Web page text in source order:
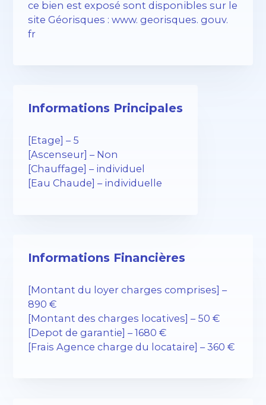
ce bien est exposé sont disponibles sur le
site Géorisques : www. georisques. gouv.
fr
Informations Principales
[Etage] – 5
[Ascenseur] – Non
[Chauffage] – individuel
[Eau Chaude] – individuelle
Informations Financières
[Montant du loyer charges comprises] –
890 €
[Montant des charges locatives] – 50 €
[Depot de garantie] – 1680 €
[Frais Agence charge du locataire] – 360 €